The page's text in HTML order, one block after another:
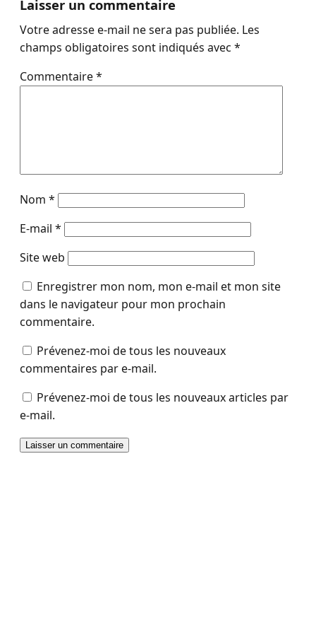
Laisser un commentaire
Votre adresse e-mail ne sera pas publiée. Les
champs obligatoires sont indiqués avec *
Commentaire*
Nom *
E-mail *
Site web
Enregistrer mon nom, mon e-mail et mon site
dans le navigateur pour mon prochain
commentaire.
Prévenez-moi de tous les nouveaux
commentaires par e-mail.
Prévenez-moi de tous les nouveaux articles par
e-mail.